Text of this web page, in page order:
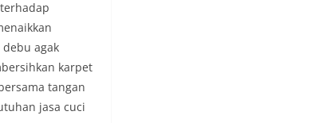
agak
karpet
tangan
jasa cuci